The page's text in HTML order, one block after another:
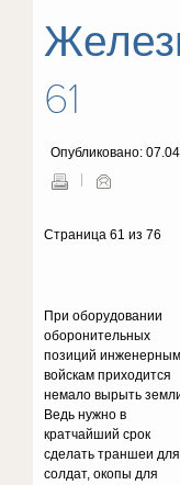
61
Опубликовано:
Страница 61 из 76
При оборудовании
оборонительных
позиций инженерным
войскам приходится
немало вырыть
Ведь нужно в
кратчайший срок
сделать траншеи для
солдат, окопы для